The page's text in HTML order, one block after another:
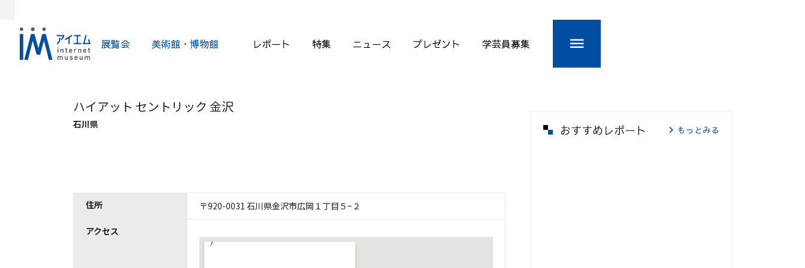
展覧会 美術館・博物館 レポート 特集 ニュース プレゼント 学芸員募集
ハイアット セントリック 金沢
石川県
住所 〒920-0031 石川県金沢市広岡１丁目５−２
アクセス
おすすめレポート もっとみる